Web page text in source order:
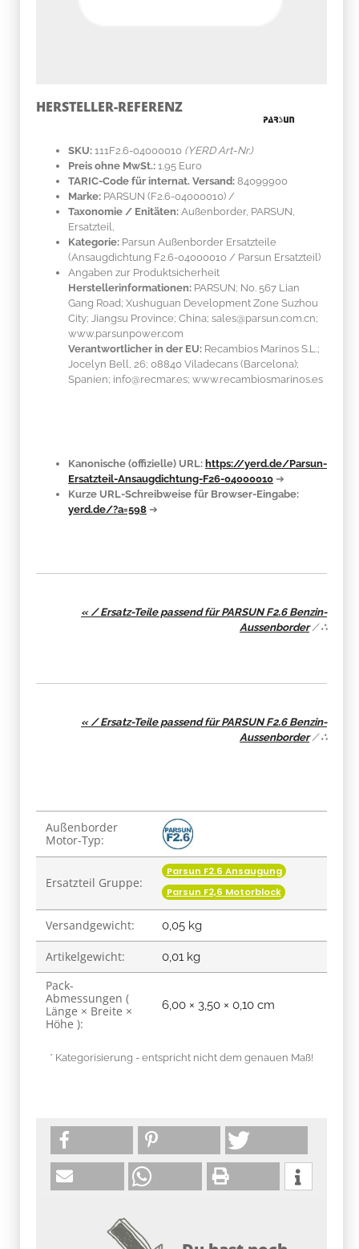
HERSTELLER-REFERENZ
SKU: 111F2.6-04000010 (YERD Art-Nr.)
Preis ohne MwSt.: 1.95 Euro
TARIC-Code für internat. Versand: 84099900
Marke: PARSUN (F2.6-04000010) /
Taxonomie / Enitäten: Außenborder, PARSUN,
Ersatzteil,
Kategorie: Parsun Außenborder Ersatzteile
(Ansaugdichtung F2.6-04000010 / Parsun Ersatzteil)
Angaben zur Produktsicherheit
Herstellerinformationen: PARSUN; No. 567 Lian
Gang Road; Xushuguan Development Zone Suzhou
City; Jiangsu Province; China; sales@parsun.com.cn;
www.parsunpower.com
Verantwortlicher in der EU: Recambios Marinos S.L.;
Jocelyn Bell, 26; 08840 Viladecans (Barcelona);
Spanien; info@recmar.es; www.recambiosmarinos.es
Kanonische (offizielle) URL: https://yerd.de/Parsun-
Ersatzteil-Ansaugdichtung-F26-04000010 ➔
Kurze URL-Schreibweise für Browser-Eingabe:
yerd.de/?a=598 ➔
« / Ersatz-Teile passend für PARSUN F2.6 Benzin-
Aussenborder/∴
« / Ersatz-Teile passend für PARSUN F2.6 Benzin-
Aussenborder/∴
Produkteigenschaft
Wert
Außenborder
Motor-Typ:
Ersatzteil Gruppe:
Parsun F2.6 Ansaugung
Parsun F2,6 Motorblock
Versandgewicht: 0,05 kg
Artikelgewicht: 0,01 kg
Pack-
Abmessungen (
Länge × Breite ×
Höhe ):
6,00 × 3,50 × 0,10 cm
* Kategorisierung - entspricht nicht dem genauen Maß!